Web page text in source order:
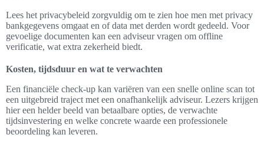
Lees het privacybeleid zorgvuldig om te zien hoe men met privacy
bankgegevens omgaat en of data met derden wordt gedeeld. Voor
gevoelige documenten kan een adviseur vragen om offline
verificatie, wat extra zekerheid biedt.
Kosten, tijdsduur en wat te verwachten
Een financiële check-up kan variëren van een snelle online scan tot
een uitgebreid traject met een onafhankelijk adviseur. Lezers krijgen
hier een helder beeld van betaalbare opties, de verwachte
tijdsinvestering en welke concrete waarde een professionele
beoordeling kan leveren.